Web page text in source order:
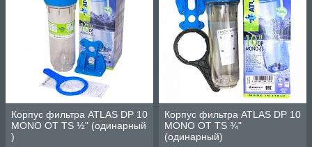
Корпус фильтра ATLAS DP 10
MONO OT TS ½" (одинарный
)
Корпус фильтра ATLAS DP 10
MONO OT TS ¾"
(одинарный)